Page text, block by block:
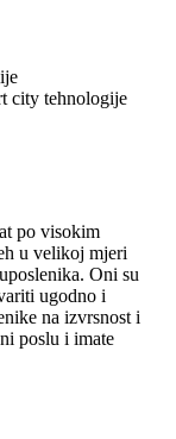
city tehnologije
po visokim
u velikoj mjeri
Oni su
ugodno i
na izvrsnost i
poslu i imate